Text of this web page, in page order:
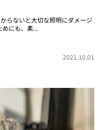
らないと大切な照明にダメージ
にも、素...
2021.10.01